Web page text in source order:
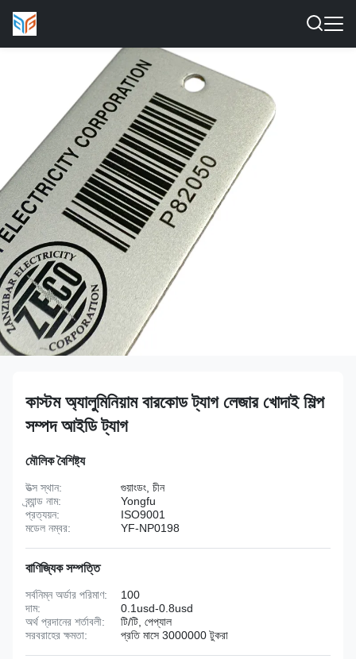
কাস্টম অ্যালুমিনিয়াম বারকোড ট্যাগ লেজার খোদাই শিল্প
সম্পদ আইডি ট্যাগ
মৌলিক বৈশিষ্ট্য
উত্স স্থান:
গুয়াংডং, চীন
ব্র্যান্ড নাম:
Yongfu
প্রত্যয়ন:
ISO9001
মডেল নম্বর:
YF-NP0198
বাণিজ্যিক সম্পত্তি
সর্বনিম্ন অর্ডার পরিমাণ:
100
দাম:
0.1usd-0.8usd
অর্থ প্রদানের শর্তাবলী:
টি/টি, পেপ্যাল
সরবরাহের ক্ষমতা:
প্রতি মাসে 3000000 টুকরা